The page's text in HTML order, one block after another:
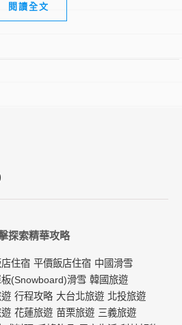
閱讀全文
探索精華攻略
住宿 平價飯店住宿 中國滑雪
板(Snowboard)滑雪 韓國旅遊
行程攻略 大台北旅遊 北投旅遊
花蓮旅遊 苗栗旅遊 三義旅遊